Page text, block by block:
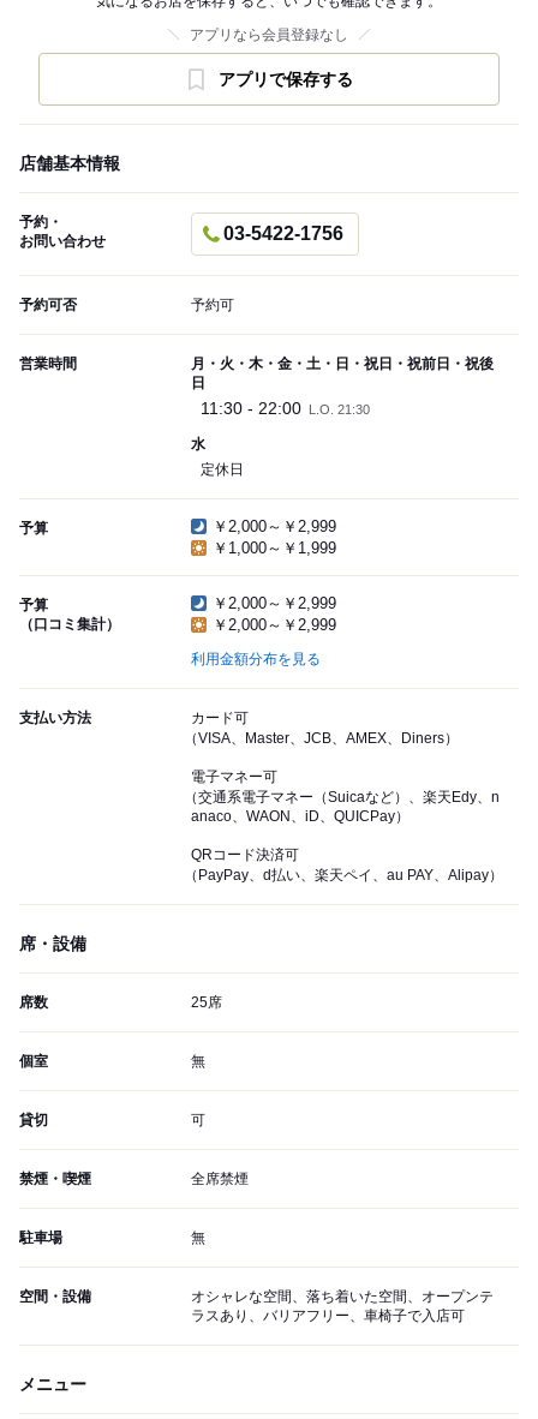
アプリなら会員登録なし
アプリで保存する
店舗基本情報
予約・
お問い合わせ
03-5422-1756
予約可否 予約可
営業時間
月・火・木・金・土・日・祝日・祝前日・祝後
日
11:30 - 22:00 L.O. 21:30
水
定休日
予算
￥2,000～￥2,999
￥1,000～￥1,999
予算
（口コミ集計）
￥2,000～￥2,999
￥2,000～￥2,999
利用金額分布を見る
支払い方法
カード可
（VISA、Master、JCB、AMEX、Diners）
電子マネー可
（交通系電子マネー（Suicaなど）、楽天Edy、n
anaco、WAON、iD、QUICPay）
QRコード決済可
（PayPay、d払い、楽天ペイ、au PAY、Alipay）
席・設備
席数 25席
個室 無
貸切 可
禁煙・喫煙 全席禁煙
駐車場 無
空間・設備
オシャレな空間、落ち着いた空間、オープンテ
ラスあり、バリアフリー、車椅子で入店可
メニュー